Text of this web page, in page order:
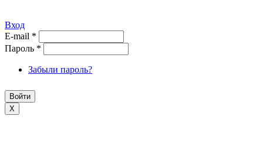
Вход
E-mail *
Пароль *
Забыли пароль?
X